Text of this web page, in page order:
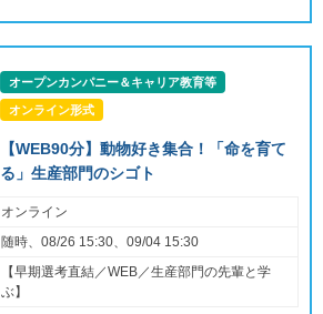
オープンカンパニー＆キャリア教育等
オンライン形式
【WEB90分】動物好き集合！「命を育て
る」生産部門のシゴト
オンライン
随時、08/26 15:30、09/04 15:30
【早期選考直結／WEB／生産部門の先輩と学
ぶ】